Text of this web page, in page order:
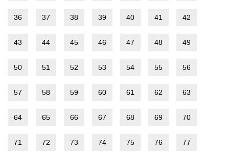
36 37 38 39 40 41 42
43 44 45 46 47 48 49
50 51 52 53 54 55 56
57 58 59 60 61 62 63
64 65 66 67 68 69 70
71 72 73 74 75 76 77